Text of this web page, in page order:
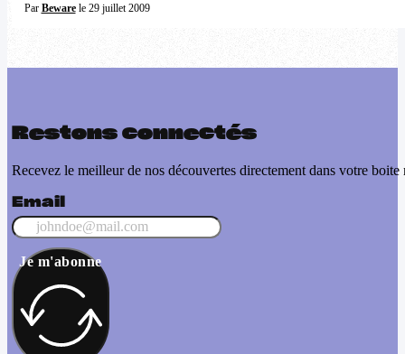
Par Bewarele 29 juillet 2009
Restons connectés
Recevez le meilleur de nos découvertes directement dans votre boite
Email
Je m'abonne